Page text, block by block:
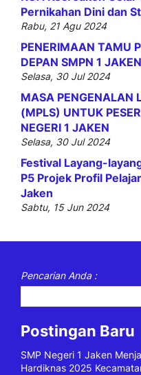
Pernikahan Dini dan
Rabu, 21 Agu 2024
PENERIMAAN TAMU
DEPAN SMPN 1 JAKEN
Selasa, 30 Jul 2024
MASA PENGENALAN
(MPLS) UNTUK
NEGERI 1 JAKEN
Selasa, 30 Jul 2024
Festival Layang-
P5 Projek Profil
Jaken
Sabtu, 15 Jun 2024
Pencarian Anda :
Postingan Baru
SMP Negeri 1 Jaken
Hardiknas 2025